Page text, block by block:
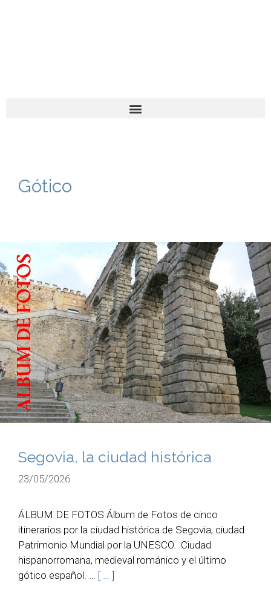
Gótico
Segovia, la ciudad histórica
23/05/2026
ÁLBUM DE FOTOS Álbum de Fotos de cinco
itinerarios por la ciudad histórica de Segovia, ciudad
Patrimonio Mundial por la UNESCO. Ciudad
hispanorromana, medieval románico y el último
gótico español. … [ … ]